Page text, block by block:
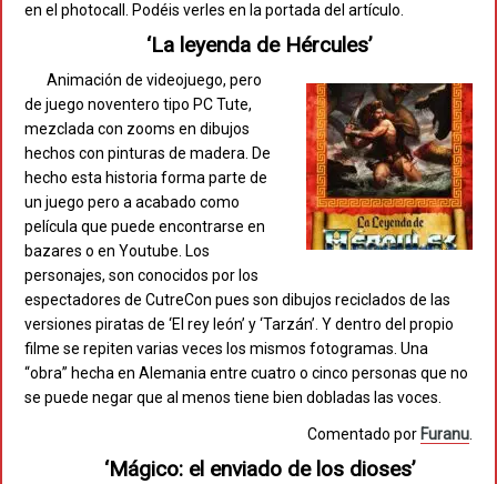
en el photocall. Podéis verles en la portada del artículo.
‘La leyenda de Hércules’
Animación de videojuego, pero
de juego noventero tipo PC Tute,
mezclada con zooms en dibujos
hechos con pinturas de madera. De
hecho esta historia forma parte de
un juego pero a acabado como
película que puede encontrarse en
bazares o en Youtube. Los
personajes, son conocidos por los
espectadores de CutreCon pues son dibujos reciclados de las
versiones piratas de ‘El rey león’ y ‘Tarzán’. Y dentro del propio
filme se repiten varias veces los mismos fotogramas. Una
“obra” hecha en Alemania entre cuatro o cinco personas que no
se puede negar que al menos tiene bien dobladas las voces.
Comentado por Furanu.
‘Mágico: el enviado de los dioses’